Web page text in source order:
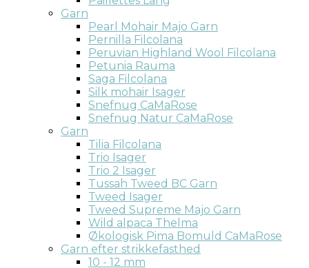
Garn
Pearl Mohair Majo Garn
Pernilla Filcolana
Peruvian Highland Wool Filcolana
Petunia Rauma
Saga Filcolana
Silk mohair Isager
Snefnug CaMaRose
Snefnug Natur CaMaRose
Garn
Tilia Filcolana
Trio Isager
Trio 2 Isager
Tussah Tweed BC Garn
Tweed Isager
Tweed Supreme Majo Garn
Wild alpaca Thelma
Økologisk Pima Bomuld CaMaRose
Garn efter strikkefasthed
10 - 12 mm